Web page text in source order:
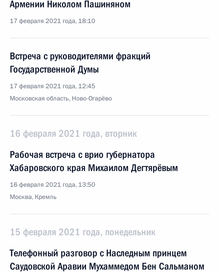
Армении Николом Пашиняном
17 февраля 2021 года, 18:10
Встреча с руководителями фракций
Государственной Думы
17 февраля 2021 года, 12:45
Московская область, Ново-Огарёво
16 февраля 2021 года, вторник
Рабочая встреча с врио губернатора
Хабаровского края Михаилом Дегтярёвым
16 февраля 2021 года, 13:50
Москва, Кремль
15 февраля 2021 года, понедельник
Телефонный разговор с Наследным принцем
Саудовской Аравии Мухаммедом Бен Сальманом